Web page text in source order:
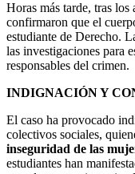
Horas más tarde, tras los
confirmaron que el
estudiante de Derecho.
las investigaciones para
responsables del crimen.
INDIGNACIÓN Y
El caso ha provocado
colectivos sociales,
inseguridad de las
estudiantes han